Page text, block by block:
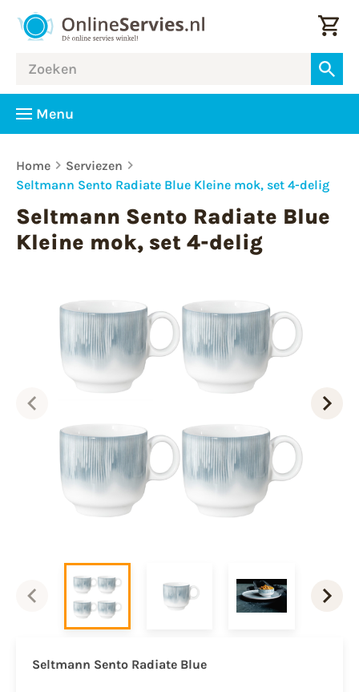
Menu
Home
Serviezen
Seltmann Sento Radiate Blue Kleine mok, set 4-delig
Seltmann Sento Radiate Blue
Kleine mok, set 4-delig
Seltmann Sento Radiate Blue